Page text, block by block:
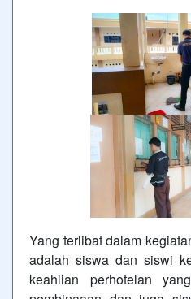
Yang terlibat dalam
adalah siswa dan siswi
keahlian perhotelan